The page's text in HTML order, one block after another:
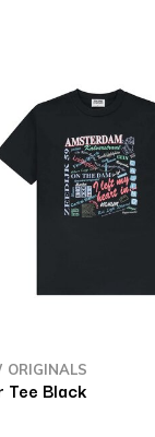
ORIGINALS
Tee Black